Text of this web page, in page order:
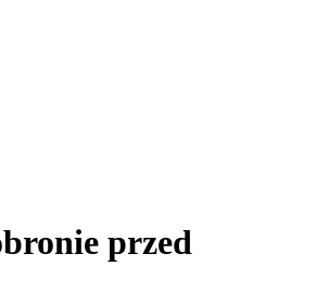
przed